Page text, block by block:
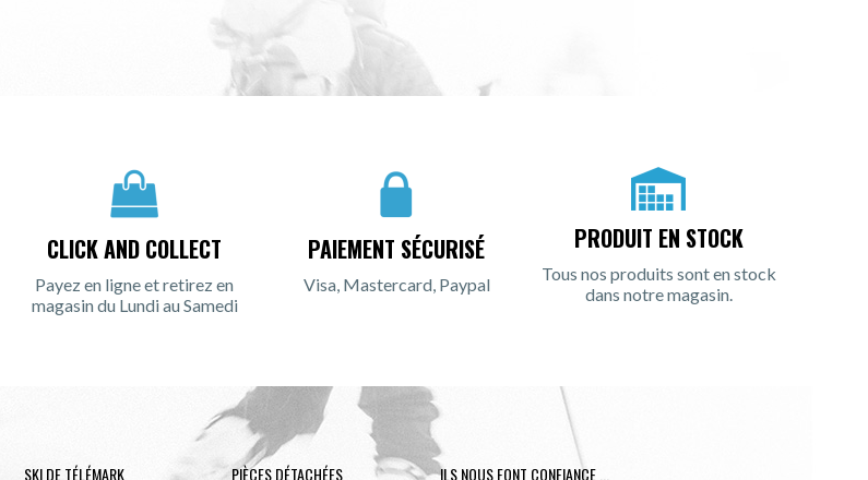
CLICK AND COLLECT
Payez en ligne et retirez en
magasin du Lundi au Samedi
PAIEMENT SÉCURISÉ
Visa, Mastercard, Paypal
PRODUIT EN STOCK
Tous nos produits sont en stock
dans notre magasin.
SKI DE TÉLÉMARK PIÈCES DÉTACHÉES ILS NOUS FONT CONFIANCE ...